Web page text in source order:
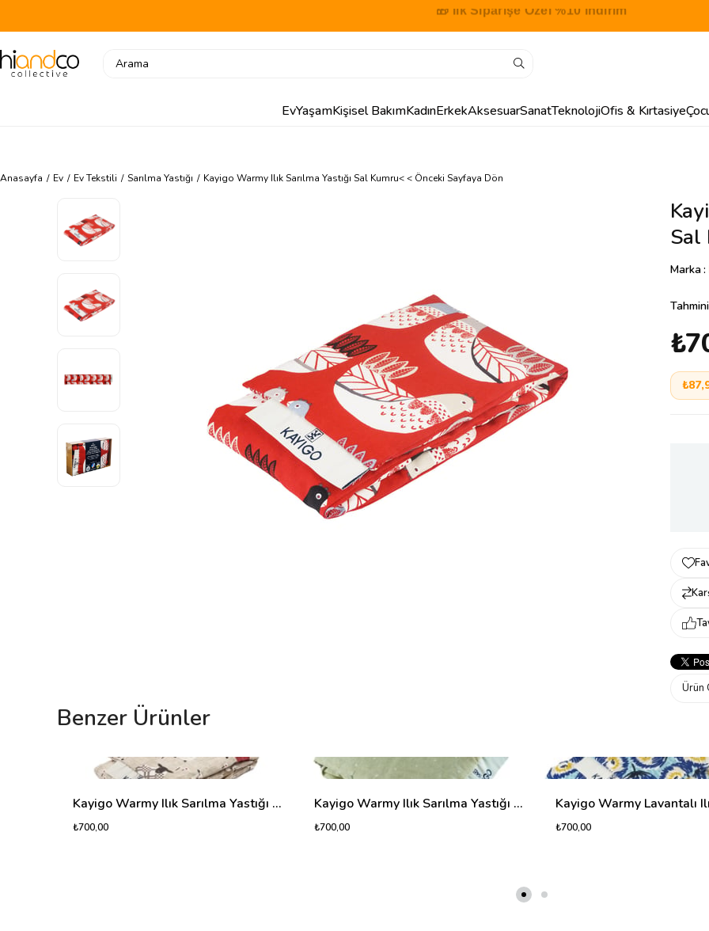
🎁 İlk Siparişe Özel %10 İndirim
EvYaşamKişisel BakımKadınErkekAksesuarSanatTeknolojiOfis & Kırtasiye
Anasayfa Ev Ev Tekstili Sarılma Yastığı Kayigo Warmy Ilık Sarılma Yastığı Sal Kumru< < Önceki Sayfaya Dön
Sal
Marka:
Ürün
Benzer Ürünler
Kayigo Warmy Ilık Sarılma Yastığı Yeni Kuzu
₺700,00
Kayigo Warmy Ilık Sarılma Yastığı - Tavşan Desenli
₺700,00 ₺700,00